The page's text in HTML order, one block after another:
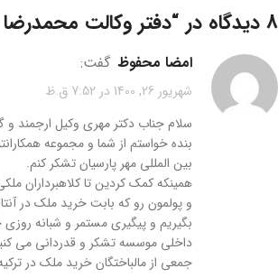
8 دیدگاه در “ دفتر وکالت
امضا محفوظ گفت:
شهریور 26, 1400 در 7:52 ق.ظ
سلام جناب دکتر مهری وکیل ارجمند و
بنده خواستم از شما و مجموعه
بین المللی مهر پارسیان تشکر کنم.
همینکه کمک کردین تا کلاهبرداران
و پولمون رو که بابت خرید ملک در
بگیریم و پیگیری مستمر و شبانه
داخلی موسسه تشکر و قدردانی می
جمعی از مالباختگان خرید ملک در